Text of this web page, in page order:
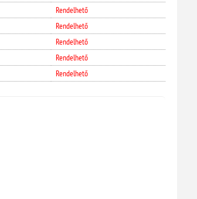
Rendelhető
Rendelhető
Rendelhető
Rendelhető
Rendelhető